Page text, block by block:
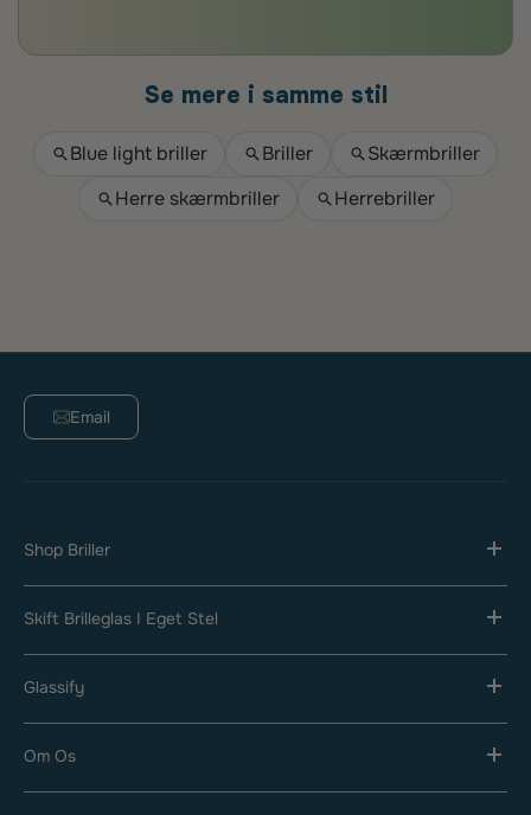
Se mere i samme stil
Blue light briller Briller
Skærmbriller
Herre skærmbriller
Herrebriller
Email
Shop Briller
Skift Brilleglas I Eget Stel
Glassify
Om Os